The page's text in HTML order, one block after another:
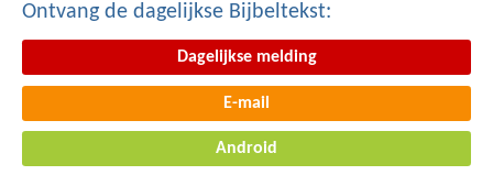
Ontvang de dagelijkse Bijbeltekst:
Dagelijkse melding
E-mail
Android